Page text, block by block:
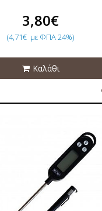
3,80€
(4,71€ με ΦΠΑ 24%)
Καλάθι